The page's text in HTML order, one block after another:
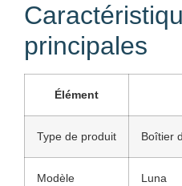
principales
Élément
Type de produit Boîtier
Modèle Luna